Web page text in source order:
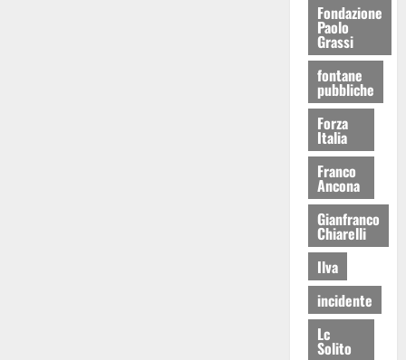
Fondazione
Paolo
Grassi
fontane
pubbliche
Forza
Italia
Franco
Ancona
Gianfranco
Chiarelli
Ilva
incidente
Lc
Solito